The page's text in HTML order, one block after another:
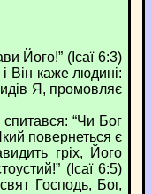
Його!” (Ісаї 6:3)
Він каже людині:
Я, промовляє
“Чи Бог
повернеться є
гріх, Його
(Ісаї 6:5)
Господь, Бог,